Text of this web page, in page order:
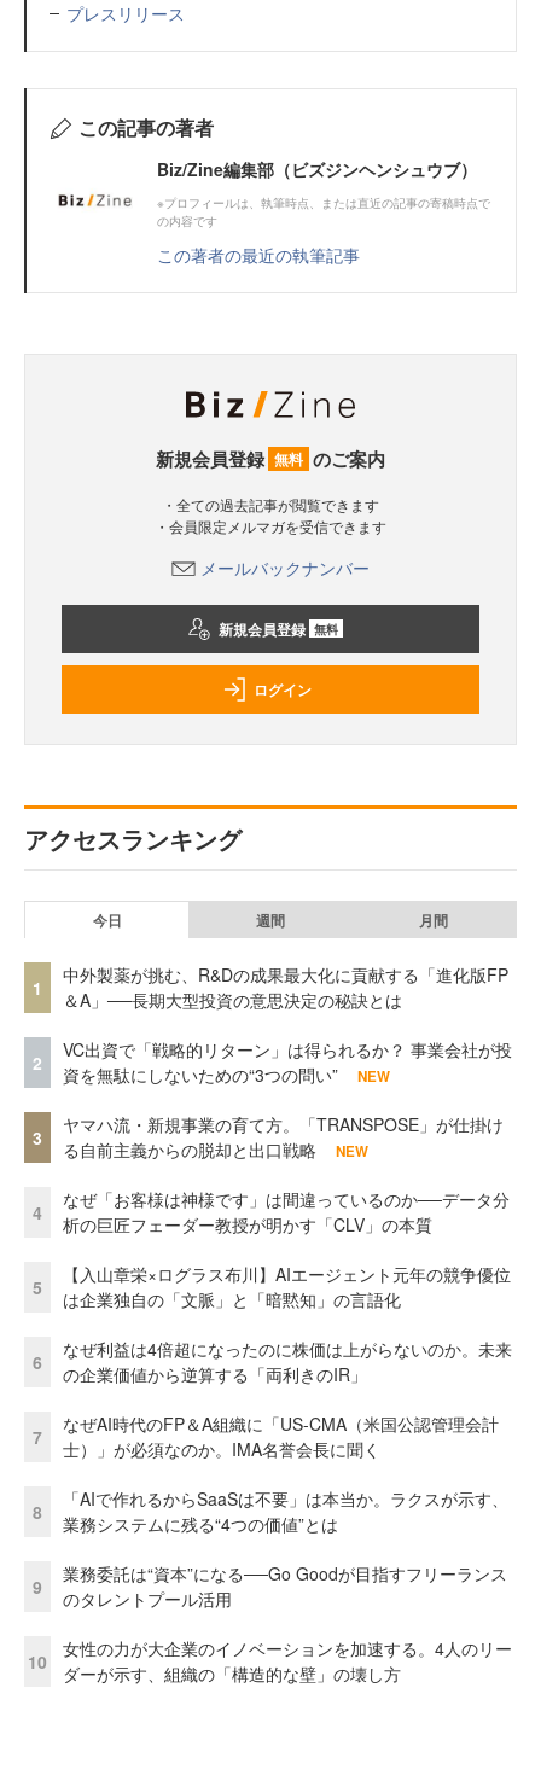
プレスリリース
この記事の著者
Biz/Zine編集部（ビズジンヘンシュウブ）
※プロフィールは、執筆時点、または直近の記事の寄稿時点で
の内容です
この著者の最近の執筆記事
新規会員登録 無料 のご案内
・全ての過去記事が閲覧できます
・会員限定メルマガを受信できます
メールバックナンバー
新規会員登録 無料
ログイン
アクセスランキング
今日 週間 月間
1
中外製薬が挑む、R&Dの成果最大化に貢献する「進化版FP
＆A」──長期大型投資の意思決定の秘訣とは
2
VC出資で「戦略的リターン」は得られるか？ 事業会社が投
資を無駄にしないための“3つの問い”
NEW
3
ヤマハ流・新規事業の育て方。「TRANSPOSE」が仕掛け
る自前主義からの脱却と出口戦略
NEW
4
なぜ「お客様は神様です」は間違っているのか──データ分
析の巨匠フェーダー教授が明かす「CLV」の本質
5
【入山章栄×ログラス布川】AIエージェント元年の競争優位
は企業独自の「文脈」と「暗黙知」の言語化
6
なぜ利益は4倍超になったのに株価は上がらないのか。未来
の企業価値から逆算する「両利きのIR」
7
なぜAI時代のFP＆A組織に「US-CMA（米国公認管理会計
士）」が必須なのか。IMA名誉会長に聞く
8
「AIで作れるからSaaSは不要」は本当か。ラクスが示す、
業務システムに残る“4つの価値”とは
9
業務委託は“資本”になる──Go Goodが目指すフリーランス
のタレントプール活用
10
女性の力が大企業のイノベーションを加速する。4人のリー
ダーが示す、組織の「構造的な壁」の壊し方